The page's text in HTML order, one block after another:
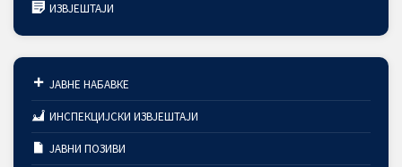
ИЗВЈЕШТАЈИ
ЈАВНЕ НАБАВКЕ
ИНСПЕКЦИЈСКИ ИЗВЈЕШТАЈИ
ЈАВНИ ПОЗИВИ